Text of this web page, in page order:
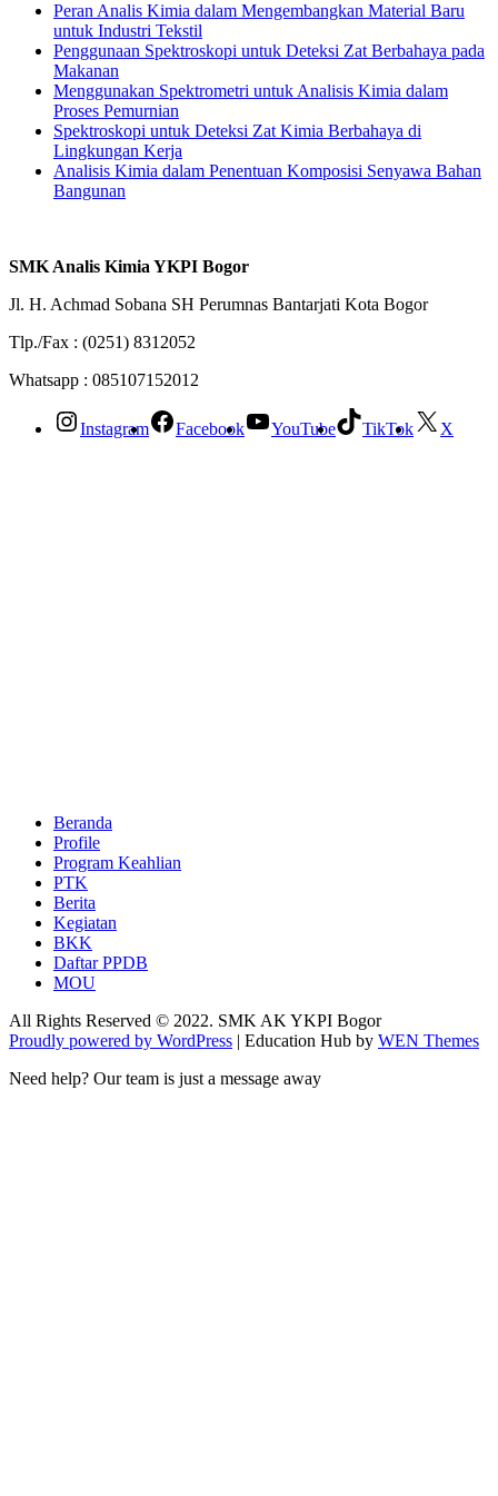
Peran Analis Kimia dalam Mengembangkan Material Baru
untuk Industri Tekstil
Penggunaan Spektroskopi untuk Deteksi Zat Berbahaya pada
Makanan
Menggunakan Spektrometri untuk Analisis Kimia dalam
Proses Pemurnian
Spektroskopi untuk Deteksi Zat Kimia Berbahaya di
Lingkungan Kerja
Analisis Kimia dalam Penentuan Komposisi Senyawa Bahan
Bangunan
SMK Analis Kimia YKPI Bogor
Jl. H. Achmad Sobana SH Perumnas Bantarjati Kota Bogor
Tlp./Fax : (0251) 8312052
Whatsapp : 085107152012
Instagram Facebook YouTube TikTok X
Beranda
Profile
Program Keahlian
PTK
Berita
Kegiatan
BKK
Daftar PPDB
MOU
All Rights Reserved © 2022. SMK AK YKPI Bogor
Proudly powered by WordPress | Education Hub by WEN Themes
Need help? Our team is just a message away